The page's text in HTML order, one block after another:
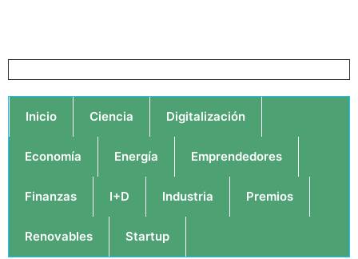
Inicio Ciencia Digitalización
Economía Energía Emprendedores
Finanzas I+D Industria Premios
Renovables Startup